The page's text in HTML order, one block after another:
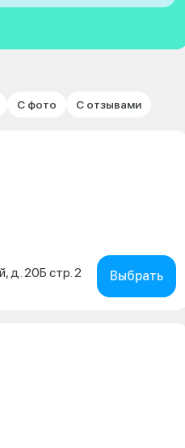
С фото С отзывами
д. 20Б стр. 2
Выбрать